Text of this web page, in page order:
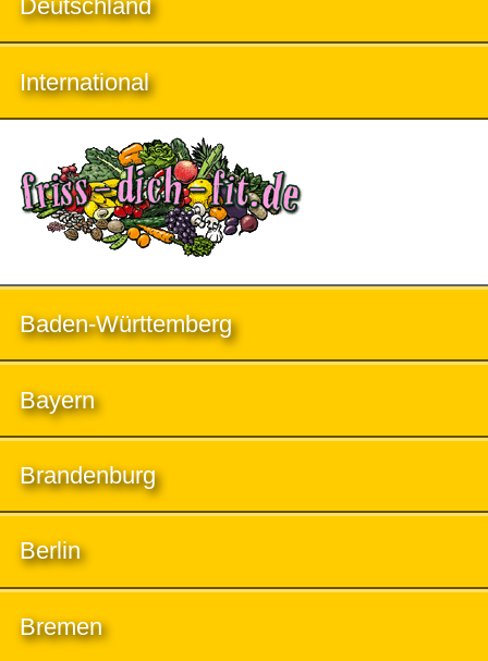
Deutschland
International
Baden-Württemberg
Bayern
Brandenburg
Berlin
Bremen